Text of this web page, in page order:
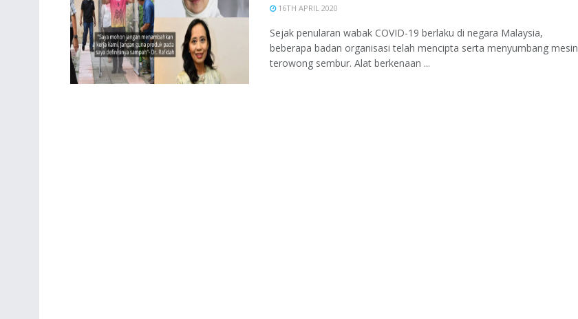
16TH APRIL 2020
Sejak penularan wabak COVID-19 berlaku di negara Malaysia,
beberapa badan organisasi telah mencipta serta menyumbang mesin
terowong sembur. Alat berkenaan ...